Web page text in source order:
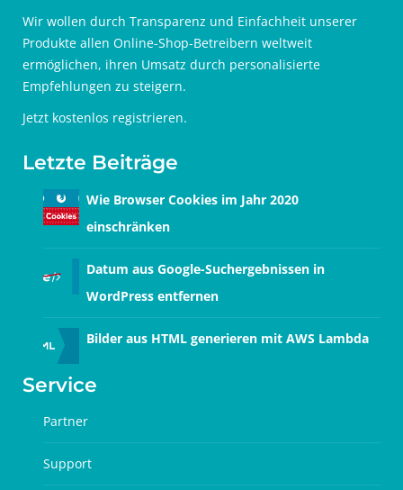
Wir wollen durch Transparenz und Einfachheit unserer
Produkte allen Online-Shop-Betreibern weltweit
ermöglichen, ihren Umsatz durch personalisierte
Empfehlungen zu steigern.
Jetzt kostenlos registrieren.
Letzte Beiträge
Wie Browser Cookies im Jahr 2020
einschränken
Datum aus Google-Suchergebnissen in
WordPress entfernen
Bilder aus HTML generieren mit AWS Lambda
Service
Partner
Support